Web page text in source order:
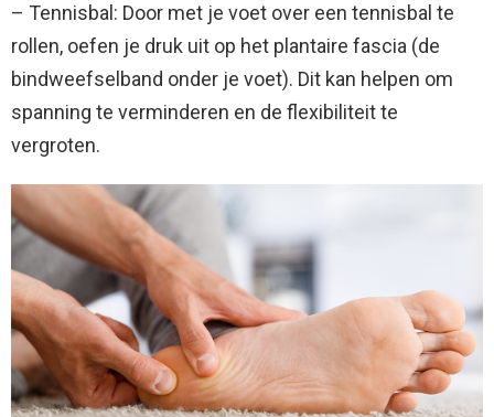
– Tennisbal: Door met je voet over een tennisbal te
rollen, oefen je druk uit op het plantaire fascia (de
bindweefselband onder je voet). Dit kan helpen om
spanning te verminderen en de flexibiliteit te
vergroten.